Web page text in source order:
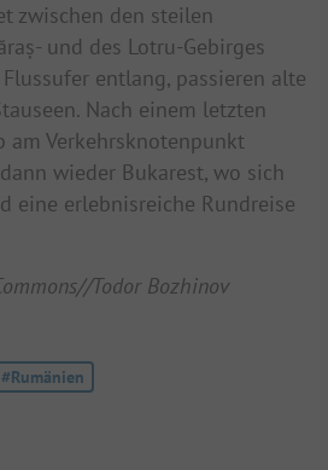
zwischen den steilen
und des Lotru-Gebirges
entlang, passieren alte
Nach einem letzten
am Verkehrsknotenpunkt
wieder Bukarest, wo sich
eine erlebnisreiche Rundreise
Todor Bozhinov
Tag:
#Rumänien